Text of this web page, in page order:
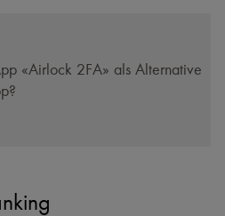
«Airlock 2FA» als Alternative